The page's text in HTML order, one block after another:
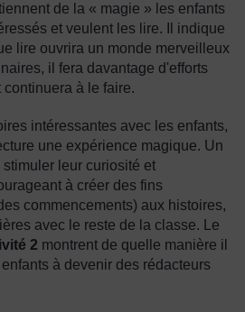
de la « magie » les enfants
et veulent les lire. Il indique
lire ouvrira un monde merveilleux
il fera davantage d'efforts
à le faire.
intéressantes avec les enfants,
une expérience magique. Un
leur curiosité et
à créer des fins
commencements) aux histoires,
avec le reste de la classe. Le
2 montrent de quelle manière il
à devenir des rédacteurs